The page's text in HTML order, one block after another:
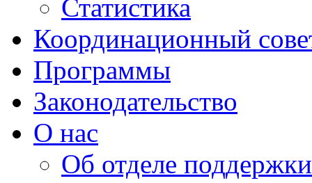
Статистика
Координационный
Программы
Законодательство
О нас
Об отделе